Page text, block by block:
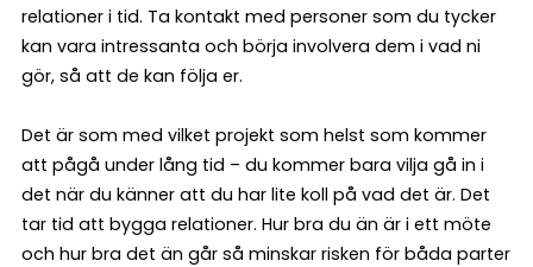
relationer i tid. Ta kontakt med personer som du tycker
kan vara intressanta och börja involvera dem i vad ni
gör, så att de kan följa er.
Det är som med vilket projekt som helst som kommer
att pågå under lång tid – du kommer bara vilja gå in i
det när du känner att du har lite koll på vad det är. Det
tar tid att bygga relationer. Hur bra du än är i ett möte
och hur bra det än går så minskar risken för båda parter